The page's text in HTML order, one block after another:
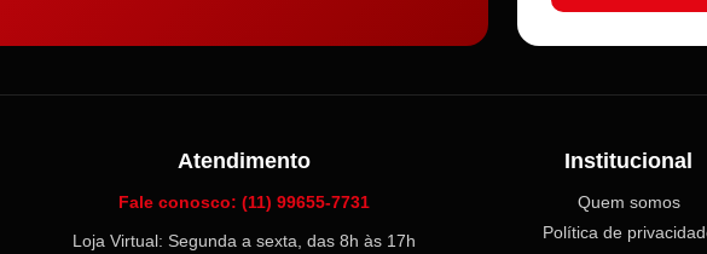
Atendimento
Fale conosco: (11) 99655-7731
Loja Virtual: Segunda a sexta, das 8h às 17h
Institucional
Quem somos
Política de